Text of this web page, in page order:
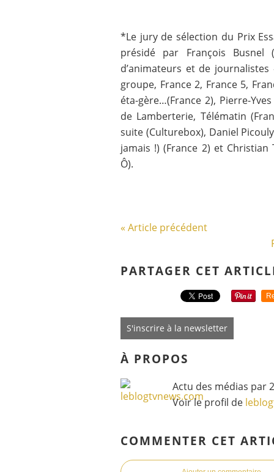
*Le jury de sélection du Prix
présidé par François Busnel
d’animateurs et de
groupe, France 2, France 5,
éta-gère…(France 2), Pierre-
de Lamberterie, Télématin
suite (Culturebox), Daniel
jamais !) (France 2) et
Ô).
« Article précédent
PARTAGER CET
S'inscrire à la newsletter
À PROPOS
Actu des médias par
Voir le profil de
COMMENTER CET